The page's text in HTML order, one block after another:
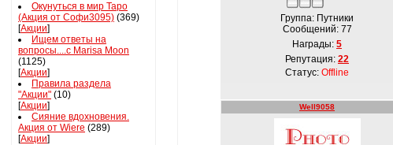
Окунуться в мир Таро
(Акция от Софи3095) (369)
[Акции]
Ищем ответы на
вопросы....с Marisa Moon
(1125)
[Акции]
Правила раздела
"Акции" (10)
[Акции]
Сияние вдохновения.
Акция от Wiere (289)
[Акции]
Группа: Путники
Сообщений: 77
Награды: 5
Репутация: 22
Статус: Offline
Well9058